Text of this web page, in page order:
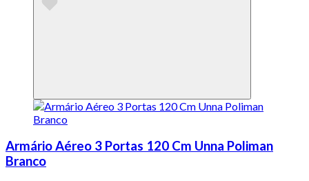
Armário Aéreo 3 Portas 120 Cm Unna Poliman
Branco